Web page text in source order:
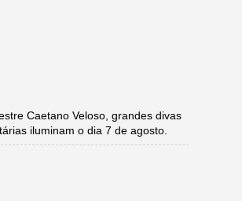
Caetano Veloso, grandes divas
iluminam o dia 7 de agosto.